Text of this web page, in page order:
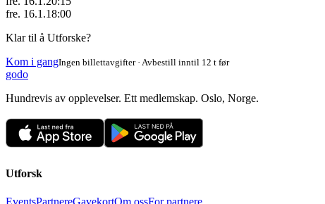
fre. 16.1.18:00
Klar til å Utforske?
Kom i gangIngen billettavgifter · Avbestill inntil 12 t før
godo
Hundrevis av opplevelser. Ett medlemskap. Oslo, Norge.
Utforsk
EventsPartnereGavekortOm ossFor partnere